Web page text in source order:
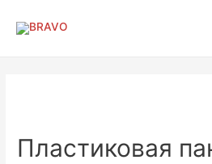
Пластиковая